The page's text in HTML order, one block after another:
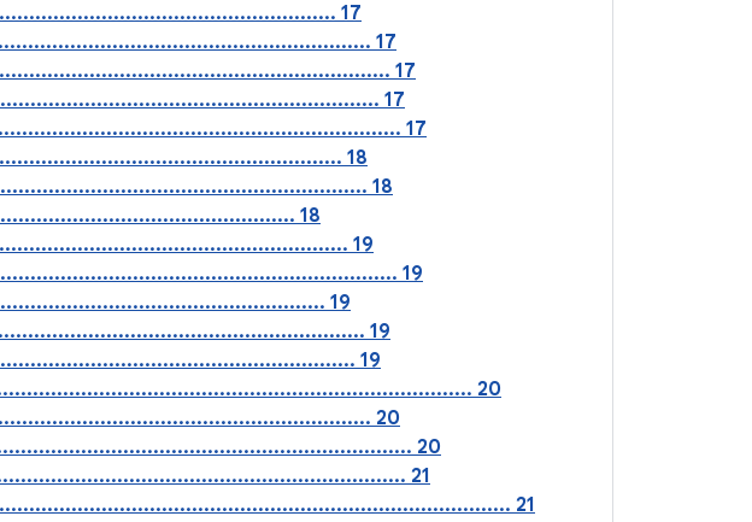
17
17
17
17
17
18
18
18
19
19
19
19
19
20
20
20
21
21